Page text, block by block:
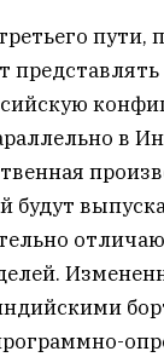
пути,
представлять
в
будут